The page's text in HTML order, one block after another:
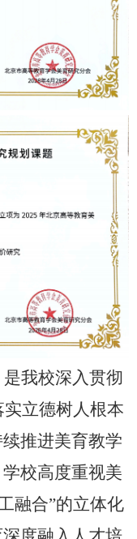
我校深入贯彻
实立德树人根本
推进美育教学
校高度重视美
融合”的立体化